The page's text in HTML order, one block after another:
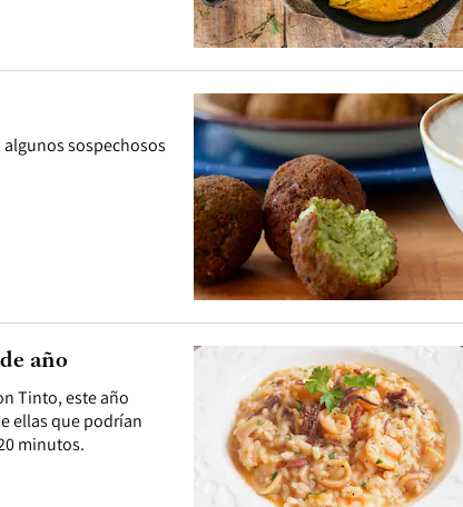
algunos sospechosos
Tinto, este año
ellas que podrían
minutos.
año